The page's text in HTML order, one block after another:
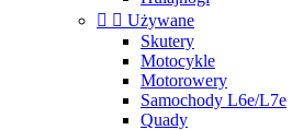
  Używane
Skutery
Motocykle
Motorowery
Samochody L6e/L7e
Quady